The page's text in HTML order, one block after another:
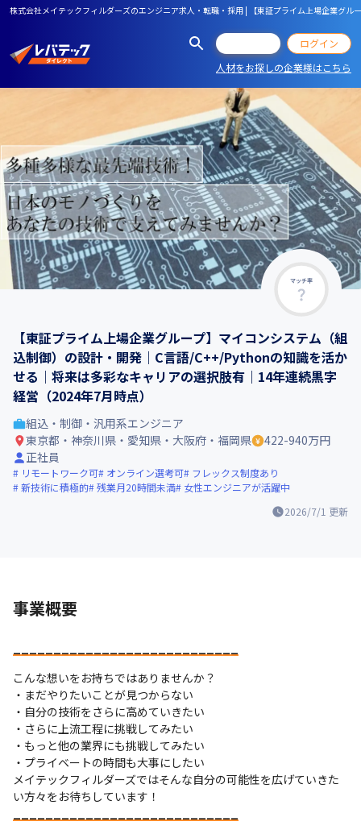
株式会社メイテックフィルダーズのエンジニア求人・転職・採用 | 【東証プライム上場企業グ
ログイン
人材をお探しの企業様はこちら
マッチ率
【東証プライム上場企業グループ】マイコンシステム（組
込制御）の設計・開発｜C言語/C++/Pythonの知識を活か
せる｜将来は多彩なキャリアの選択肢有｜14年連続黒字
経営（2024年7月時点）
2026/7/1 更新
組込・制御・汎用系エンジニア
東京都・神奈川県・愛知県・大阪府・福岡県
422-940万円
正社員
リモートワーク可 オンライン選考可
フレックス制度あり
新技術に積極的 残業月20時間未満 女性エンジニアが活躍中
事業概要
こんな想いをお持ちではありませんか？
・まだやりたいことが見つからない
・自分の技術をさらに高めていきたい
・さらに上流工程に挑戦してみたい
・もっと他の業界にも挑戦してみたい
・プライベートの時間も大事にしたい
メイテックフィルダーズではそんな自分の可能性を広げていきた